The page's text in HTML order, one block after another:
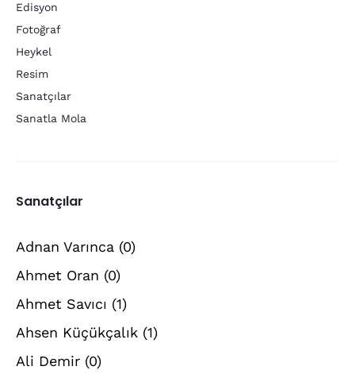
Edisyon
Fotoğraf
Heykel
Resim
Sanatçılar
Sanatla Mola
Sanatçılar
Adnan Varınca (0)
Ahmet Oran (0)
Ahmet Savıcı (1)
Ahsen Küçükçalık (1)
Ali Demir (0)